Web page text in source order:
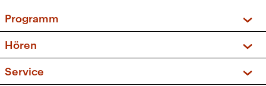
Programm
Sendungen und Podcasts
Musikliste
Hören
Service